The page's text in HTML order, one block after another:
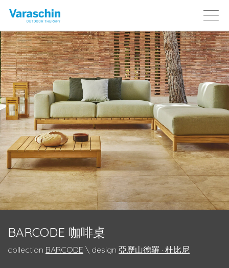
BARCODE 咖啡桌
collection BARCODE \ design 亞歷山德羅 · 杜比尼